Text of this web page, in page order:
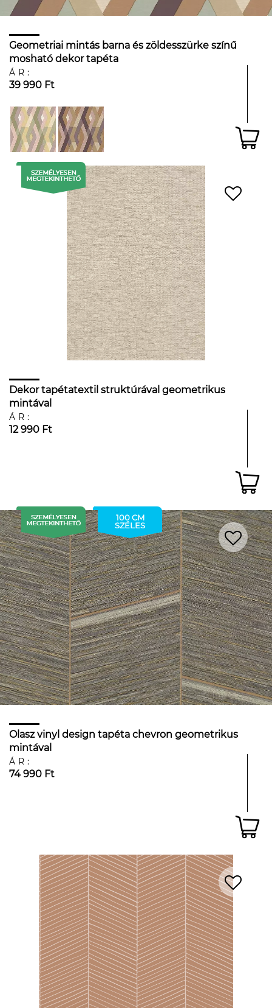
Geometriai mintás barna és zöldesszürke színű
mosható dekor tapéta
ÁR:
39 990 Ft
Dekor tapétatextil struktúrával geometrikus
mintával
ÁR:
12 990 Ft
100 CM
SZÉLES
Olasz vinyl design tapéta chevron geometrikus
mintával
ÁR:
74 990 Ft